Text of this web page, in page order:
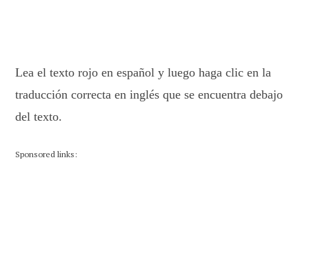
Lea el texto rojo en español y luego haga clic en la
traducción correcta en inglés que se encuentra debajo
del texto.
Sponsored links: